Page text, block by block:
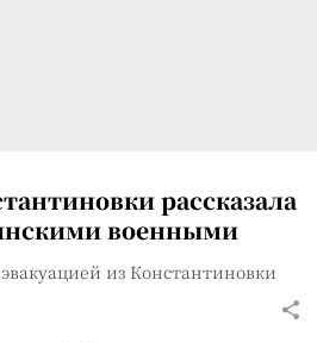
рассказала
военными
из Константиновки